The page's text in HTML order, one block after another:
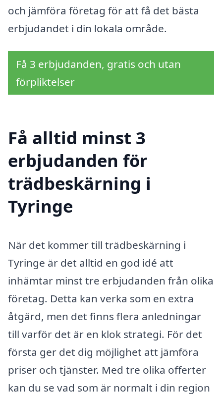
och jämföra företag för att få det bästa
erbjudandet i din lokala område.
Få 3 erbjudanden, gratis och utan
förpliktelser
Få alltid minst 3
erbjudanden för
trädbeskärning i
Tyringe
När det kommer till trädbeskärning i
Tyringe är det alltid en god idé att
inhämtar minst tre erbjudanden från olika
företag. Detta kan verka som en extra
åtgärd, men det finns flera anledningar
till varför det är en klok strategi. För det
första ger det dig möjlighet att jämföra
priser och tjänster. Med tre olika offerter
kan du se vad som är normalt i din region